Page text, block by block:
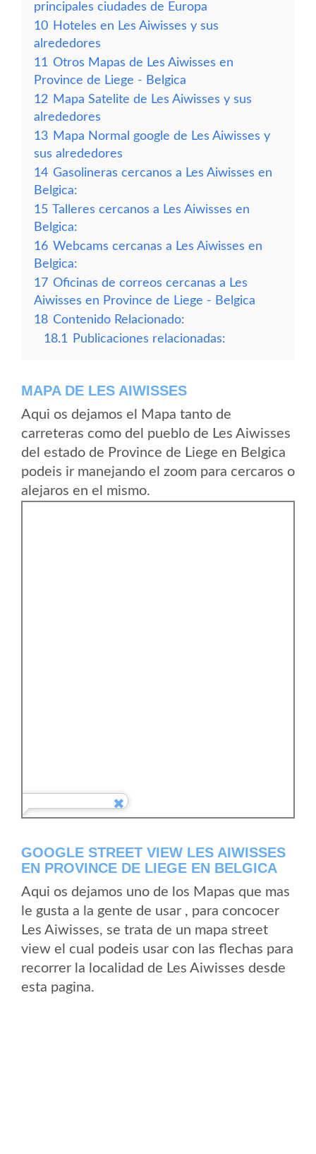
principales ciudades de Europa
10 Hoteles en Les Aiwisses y sus
alrededores
11 Otros Mapas de Les Aiwisses en
Province de Liege - Belgica
12 Mapa Satelite de Les Aiwisses y sus
alrededores
13 Mapa Normal google de Les Aiwisses y
sus alrededores
14 Gasolineras cercanos a Les Aiwisses en
Belgica:
15 Talleres cercanos a Les Aiwisses en
Belgica:
16 Webcams cercanas a Les Aiwisses en
Belgica:
17 Oficinas de correos cercanas a Les
Aiwisses en Province de Liege - Belgica
18 Contenido Relacionado:
18.1
Publicaciones relacionadas:
MAPA DE LES AIWISSES
Aqui os dejamos el Mapa tanto de
carreteras como del pueblo de Les Aiwisses
del estado de Province de Liege en Belgica
podeis ir manejando el zoom para cercaros o
alejaros en el mismo.
GOOGLE STREET VIEW LES AIWISSES
EN PROVINCE DE LIEGE EN BELGICA
Aqui os dejamos uno de los Mapas que mas
le gusta a la gente de usar , para concocer
Les Aiwisses, se trata de un mapa street
view el cual podeis usar con las flechas para
recorrer la localidad de Les Aiwisses desde
esta pagina.